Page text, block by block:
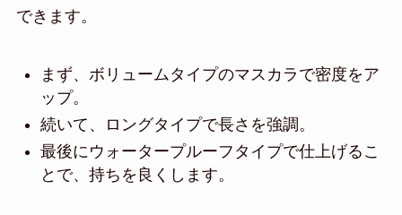
できます。
まず、ボリュームタイプのマスカラで密度をア
ップ。
続いて、ロングタイプで長さを強調。
最後にウォータープルーフタイプで仕上げるこ
とで、持ちを良くします。